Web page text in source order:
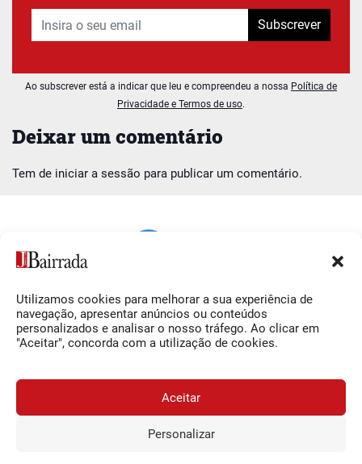
Utilizamos cookies para melhorar a sua experiência de
navegação, apresentar anúncios ou conteúdos
personalizados e analisar o nosso tráfego. Ao clicar em
"Aceitar", concorda com a utilização de cookies.
Aceitar
Personalizar
Deixar um comentário
Tem de iniciar a sessão para publicar um comentário.
Subscrever
Ao subscrever está a indicar que leu e compreendeu a nossa Política de
Privacidade e Termos de uso.
Siga-nos
Facebook
O Jornal da Bairrada
Contactos
Termos e Condições